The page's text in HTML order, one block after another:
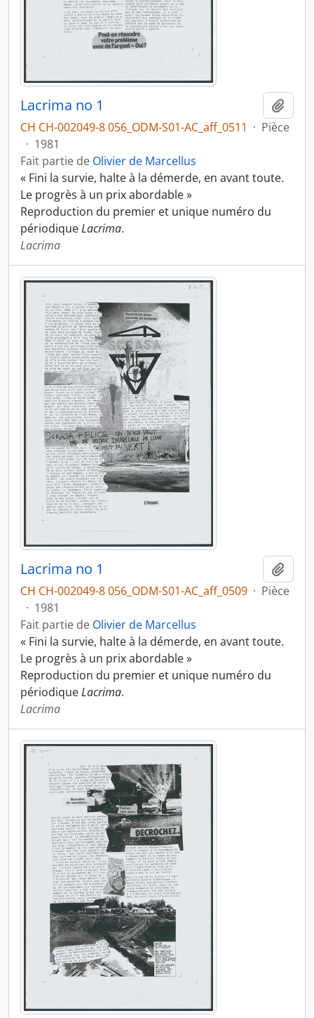
Lacrima no 1
CH CH-002049-8 056_ODM-S01-AC_aff_0511 · Pièce
· 1981
Fait partie de Olivier de Marcellus
« Fini la survie, halte à la démerde, en avant toute.
Le progrès à un prix abordable »
Reproduction du premier et unique numéro du
périodiqueLacrima.
Lacrima
Lacrima no 1
CH CH-002049-8 056_ODM-S01-AC_aff_0509 · Pièce
· 1981
Fait partie de Olivier de Marcellus
« Fini la survie, halte à la démerde, en avant toute.
Le progrès à un prix abordable »
Reproduction du premier et unique numéro du
périodiqueLacrima.
Lacrima